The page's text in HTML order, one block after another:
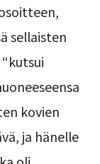
sellaisten
kovien
ja hänelle